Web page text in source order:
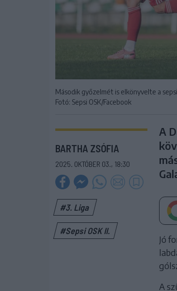
Második győzelmét is elkönyvelte a
Fotó: Sepsi OSK/Facebook
BARTHA ZSÓFIA
2025. OKTÓBER 03., 18:30
#3. Liga
#Sepsi OSK II.
A
Jó
A